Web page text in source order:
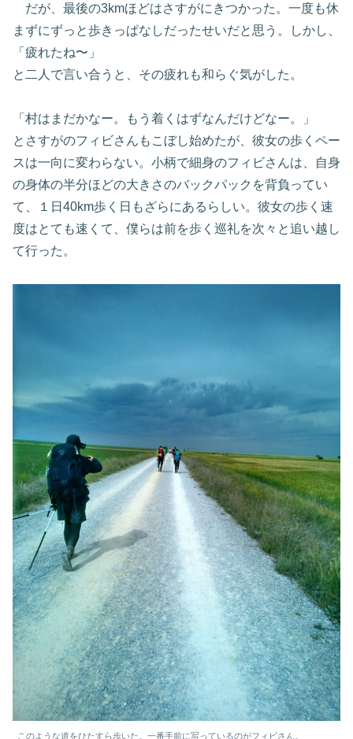
だが、最後の3kmほどはさすがにきつかった。一度も休
まずにずっと歩きっぱなしだったせいだと思う。しかし、
「疲れたね〜」
と二人で言い合うと、その疲れも和らぐ気がした。
「村はまだかなー。もう着くはずなんだけどなー。」
とさすがのフィビさんもこぼし始めたが、彼女の歩くペー
スは一向に変わらない。小柄で細身のフィビさんは、自身
の身体の半分ほどの大きさのバックパックを背負ってい
て、１日40km歩く日もざらにあるらしい。彼女の歩く速
度はとても速くて、僕らは前を歩く巡礼を次々と追い越し
て行った。
このような道をひたすら歩いた。一番手前に写っているのがフィビさん。